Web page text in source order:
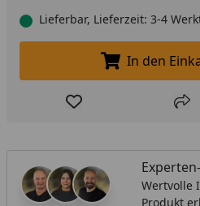
Lieferbar, Lieferzeit: 3-4
In
In den
Produkt zur
Wertvolle
Produkt